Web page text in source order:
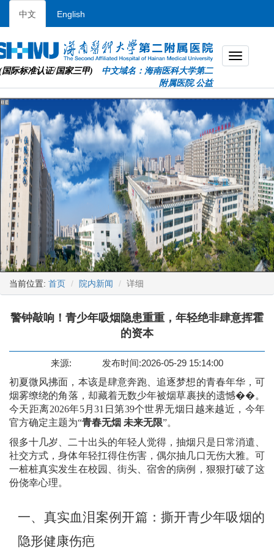
中文 English
国际标准认证/国家三甲) 中文域名：海南医科大学第二
附属医院.公益
当前位置: 首页 院内新闻 详细
警钟敲响！青少年吸烟隐患重重，年轻绝非肆意挥霍
的资本
来源:
发布时间:2026-05-29 15:14:00
初夏微风拂面，本该是肆意奔跑、追逐梦想的青春年华，可
烟雾缭绕的角落，却藏着无数少年被烟草裹挟的遗憾��。
今天距离2026年5月31 日第39个世界无烟日越来越近，今年
官方确定主题为“青春无烟 未来无限”。
很多十几岁、二十出头的年轻人觉得，抽烟只是日常消遣、
社交方式，身体年轻扛得住伤害，偶尔抽几口无伤大雅。可
一桩桩真实发生在校园、街头、宿舍的病例，狠狠打破了这
份侥幸心理。
一、 真实血泪案例开篇：撕开青少年吸烟的
隐形健康伤疤